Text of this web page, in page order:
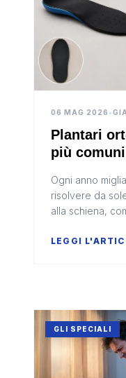
06 MAG 2026 •
Plantari
più
Ogni anno
risolvere da
alla schiena,
Acquistare
comuni
LEGGI
GLI SPECIALI